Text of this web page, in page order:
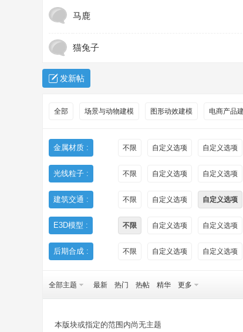
马鹿
猫兔子
发新帖
全部 场景与动物建模 图形动效建模 电商产品
金属材质 : 不限 自定义选项 自定义选项
光线粒子 : 不限 自定义选项 自定义选项
建筑交通 : 不限 自定义选项 自定义选项
E3D模型 : 不限 自定义选项 自定义选项
后期合成 : 不限 自定义选项 自定义选项
全部主题 最新 热门 热帖 精华 更多
本版块或指定的范围内尚无主题